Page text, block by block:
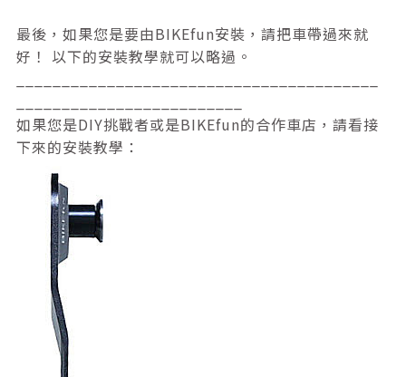
最後，如果您是要由BIKEfun安裝，請把車帶過來就
好！ 以下的安裝教學就可以略過。
如果您是DIY挑戰者或是BIKEfun的合作車店，請看接
下來的安裝教學：